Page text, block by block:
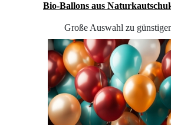
Bio-Ballons aus
Große Auswahl zu